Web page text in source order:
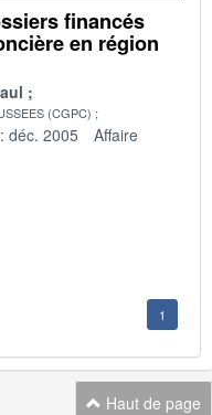
financés
en région
(CGPC)
déc. 2005
Affaire
1
Haut de page